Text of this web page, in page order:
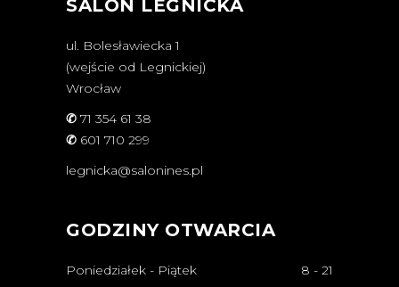
SALON LEGNICKA
ul. Bolesławiecka 1
(wejście od Legnickiej)
Wrocław
✆ 71 354 61 38
✆ 601 710 299
legnicka@salonines.pl
GODZINY OTWARCIA
Poniedziałek - Piątek 8 - 21